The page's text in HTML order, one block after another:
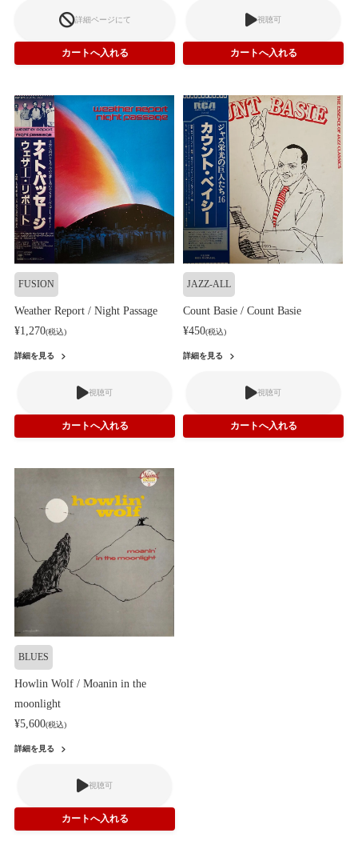
詳細ページにて 視聴可
FUSION
Weather Report / Night Passage
¥1,270(税込)
詳細を見る
視聴可
JAZZ-ALL
Count Basie / Count Basie
¥450(税込)
詳細を見る
視聴可
BLUES
Howlin Wolf / Moanin in the
moonlight
¥5,600(税込)
詳細を見る
視聴可